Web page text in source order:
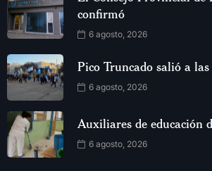
confirmó
6 agosto, 2026
Pico Truncado salió a las
6 agosto, 2026
Auxiliares de educación
6 agosto, 2026